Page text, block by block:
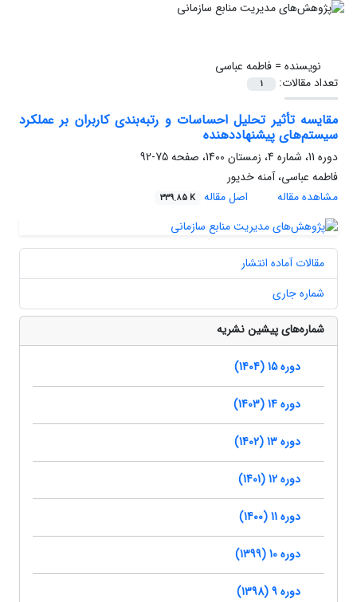
نویسنده =فاطمه عباسی
تعداد مقالات:
1
مقایسه تأثیر تحلیل احساسات و رتبه‌بندی کاربران بر عملکرد
سیستم‌های پیشنهاد‌دهنده
دوره 11، شماره 4، زمستان 1400، صفحه
75-92
فاطمه عباسی، آمنه خدیور
مشاهده مقاله
اصل مقاله 339.85 K
مقالات آماده انتشار
شماره جاری
شماره‌های پیشین نشریه
دوره 15 (1404)
دوره 14 (1403)
دوره 13 (1402)
دوره 12 (1401)
دوره 11 (1400)
دوره 10 (1399)
دوره 9 (1398)